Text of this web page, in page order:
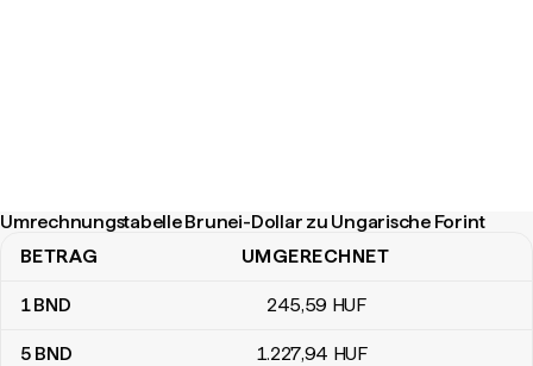
Umrechnungstabelle Brunei-Dollar zu Ungarische Forint
Umrechnungstabelle Brunei-Dollar zu Ungarische Forint
BETRAG UMGERECHNET
1BND 245,59 HUF
5 BND 1.227,94 HUF